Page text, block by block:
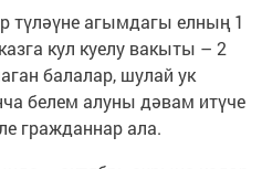
түләүне агымдагы елның 1
кул куелу вакыты – 2
балалар, шулай ук
белем алуны дәвам итүче
гражданнар ала.